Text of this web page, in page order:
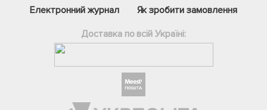
Електронний журнал
Як зробити замовлення
Доставка по всій Україні: